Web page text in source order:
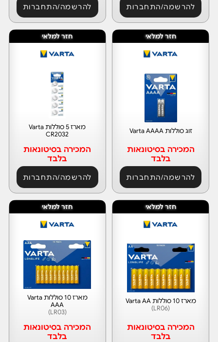
להרשמה/התחברות להרשמה/התחברות
חזר למלאי
זוג סוללות Varta AAAA
המכירה בסיטונאות
בלבד
להרשמה/התחברות
חזר למלאי
מארז 5 סוללות Varta
CR2032
המכירה בסיטונאות
בלבד
להרשמה/התחברות
חזר למלאי
מארז 10 סוללות Varta AA
(LR06)
המכירה בסיטונאות
בלבד
חזר למלאי
מארז 10 סוללות Varta
AAA
(LR03)
המכירה בסיטונאות
בלבד